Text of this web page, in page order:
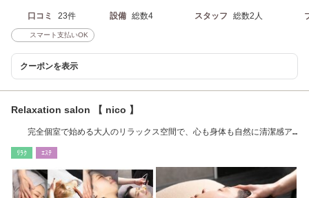
口コミ 23件 設備 総数4 スタッフ 総数2人
スマート支払いOK
クーポンを表示
Relaxation salon 【 nico 】
完全個室で始める大人のリラックス空間で、心も身体も自然に清潔感ア
ﾘﾗｸ ｴｽﾃ